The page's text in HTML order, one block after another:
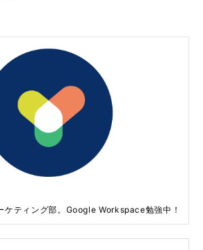
ケティング部。Google Workspace勉強中！